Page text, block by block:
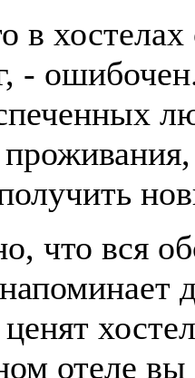
в
-
что вся
отеле